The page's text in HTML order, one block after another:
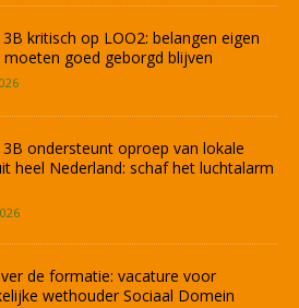
kritisch op LOO2: belangen eigen
goed geborgd blijven
ondersteunt oproep van lokale
heel Nederland: schaf het luchtalarm
de formatie: vacature voor
wethouder Sociaal Domein